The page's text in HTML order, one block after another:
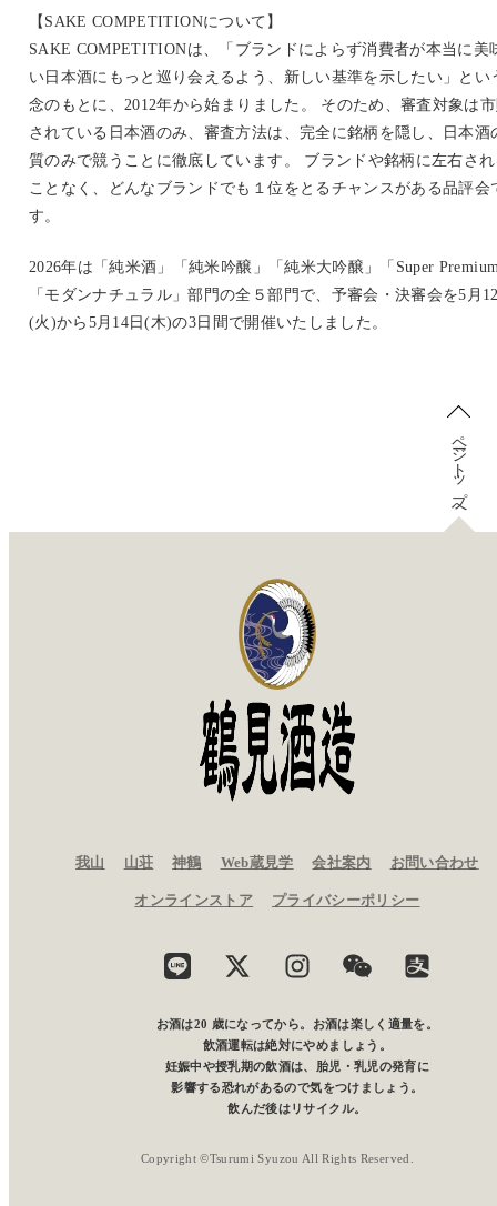
【SAKE COMPETITIONについて】
SAKE COMPETITIONは、「ブランドによらず消費者が本当に美
い日本酒にもっと巡り会えるよう、新しい基準を示したい」とい
念のもとに、2012年から始まりました。 そのため、審査対象は
されている日本酒のみ、審査方法は、完全に銘柄を隠し、日本酒
質のみで競うことに徹底しています。 ブランドや銘柄に左右さ
ことなく、どんなブランドでも１位をとるチャンスがある品評会
す。
2026年は「純米酒」「純米吟醸」「純米大吟醸」「Super
「モダンナチュラル」部門の全５部門で、予審会・決審会を5月
(火)から5月14日(木)の3日間で開催いたしました。
ページトップへ
愛知県津島市百町字旭 46 番地
我山 山荘 神鶴 Web蔵見学 会社案内 お問い合わせ
オンラインストア プライバシーポリシー
お酒は20 歳になってから。お酒は楽しく適量を。
飲酒運転は絶対にやめましょう。
妊娠中や授乳期の飲酒は、胎児・乳児の発育に
影響する恐れがあるので気をつけましょう。
飲んだ後はリサイクル。
Copyright ©Tsurumi Syuzou All Rights Reserved.